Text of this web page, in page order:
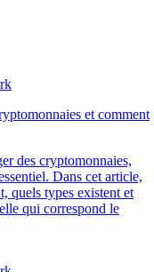
et comment
des cryptomonnaies,
Dans cet article,
quels types existent et
qui correspond le